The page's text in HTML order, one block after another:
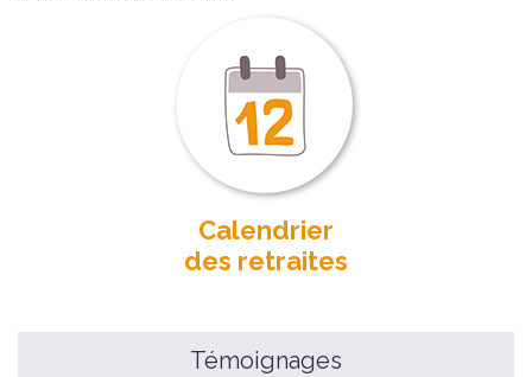
Calendrier
des retraites
Témoignages